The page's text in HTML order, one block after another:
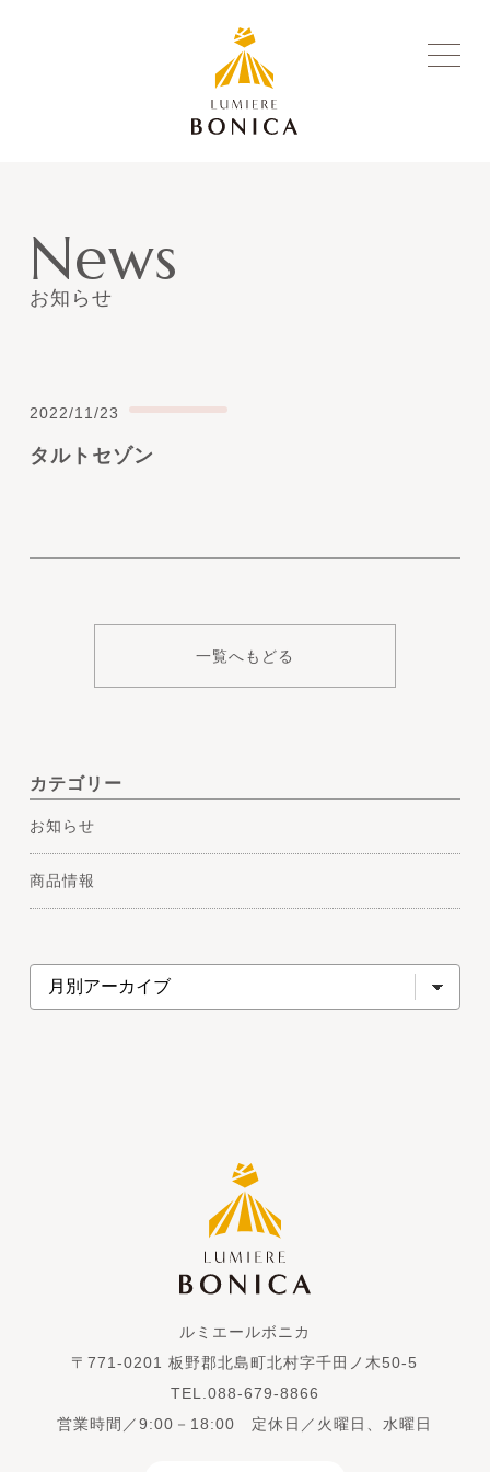
News
お知らせ
2022/11/23
タルトセゾン
一覧へもどる
カテゴリー
お知らせ
商品情報
ルミエールボニカ
〒771-0201 板野郡北島町北村字千田ノ木50-5
TEL.088-679-8866
営業時間／9:00－18:00 定休日／火曜日、水曜日